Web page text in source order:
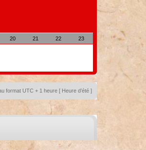
20 21 22 23
format UTC + 1 heure [ Heure d’été ]